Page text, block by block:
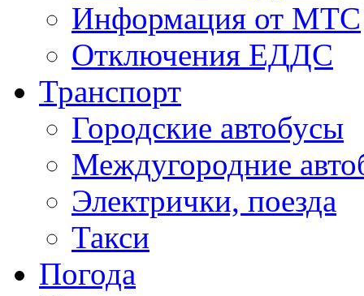
Информация от МТС
Отключения ЕДДС
Транспорт
Городские автобусы
Междугородние
Электрички, поезда
Такси
Погода